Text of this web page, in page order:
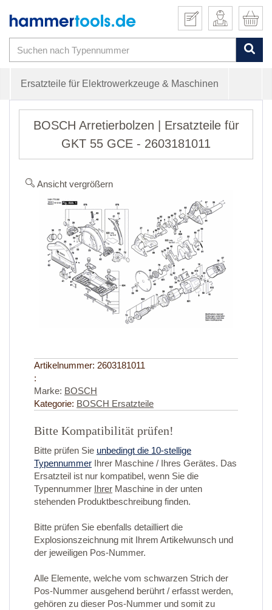
Ersatzteile für Elektrowerkzeuge & Maschinen
BOSCH Arretierbolzen | Ersatzteile für
GKT 55 GCE - 2603181011
Ansicht vergrößern
Artikelnummer: 2603181011
:
Marke: BOSCH
Kategorie: BOSCH Ersatzteile
Bitte Kompatibilität prüfen!
Bitte prüfen Sie unbedingt die 10-stellige
Typennummer Ihrer Maschine / Ihres Gerätes. Das
Ersatzteil ist nur kompatibel, wenn Sie die
Typennummer Ihrer Maschine in der unten
stehenden Produktbeschreibung finden.
Bitte prüfen Sie ebenfalls detailliert die
Explosionszeichnung mit Ihrem Artikelwunsch und
der jeweiligen Pos-Nummer.
Alle Elemente, welche vom schwarzen Strich der
Pos-Nummer ausgehend berührt / erfasst werden,
gehören zu dieser Pos-Nummer und somit zu